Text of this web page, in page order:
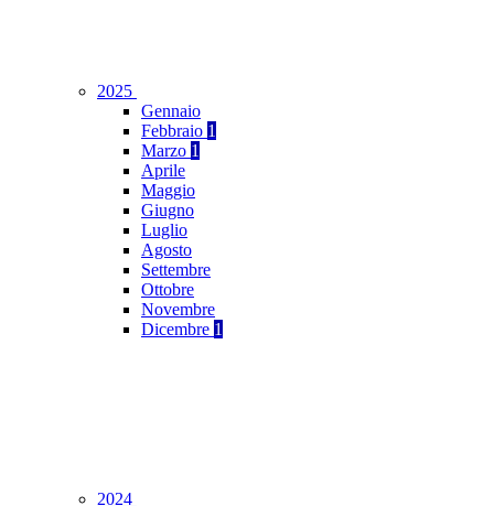
2025
Gennaio
Febbraio 1
Marzo 1
Aprile
Maggio
Giugno
Luglio
Agosto
Settembre
Ottobre
Novembre
Dicembre 1
2024